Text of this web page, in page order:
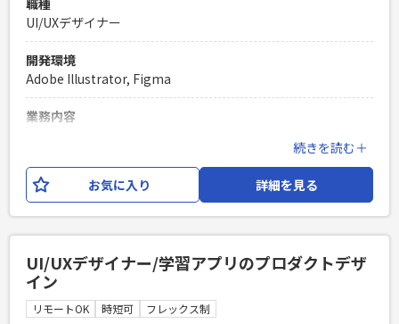
線を考えながらデザインができる人
Laravelを用いた開発経験1年以上
エンジニア複数人のチームでの開発経験
職種
UI/UXデザイナー
開発環境
Adobe Illustrator, Figma
業務内容
理後のワイヤーフレームからビジュアルデザイン作成を行う業
務を中心に担当して頂きます。 【参画メリット】 ・フルリモ
ートですので、ご自身のリラックスできる環境で作業が可能
Illustrator,Photoshop 〇プロトタイプ作成 ・Figma
必須スキル
続きを読む＋
お気に入り 詳細を見る
UI/UXデザイナー/学習アプリのプロダクトデザ
イン
リモートOK 時短可 フレックス制